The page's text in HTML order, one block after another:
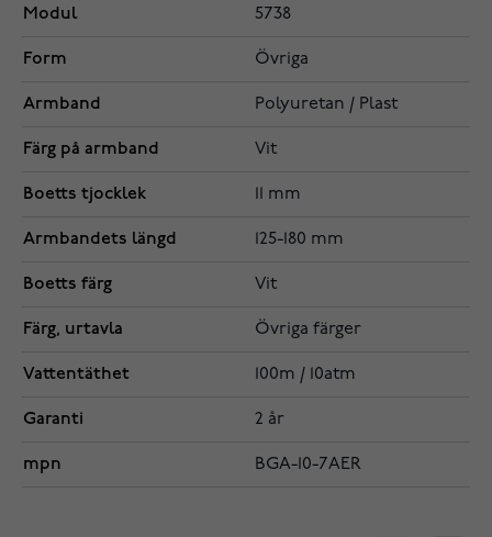
Modul 5738
Form Övriga
Armband Polyuretan / Plast
Färg på armband Vit
Boetts tjocklek 11 mm
Armbandets längd 125-180 mm
Boetts färg Vit
Färg, urtavla Övriga färger
Vattentäthet 100m / 10atm
Garanti 2 år
mpn BGA-10-7AER